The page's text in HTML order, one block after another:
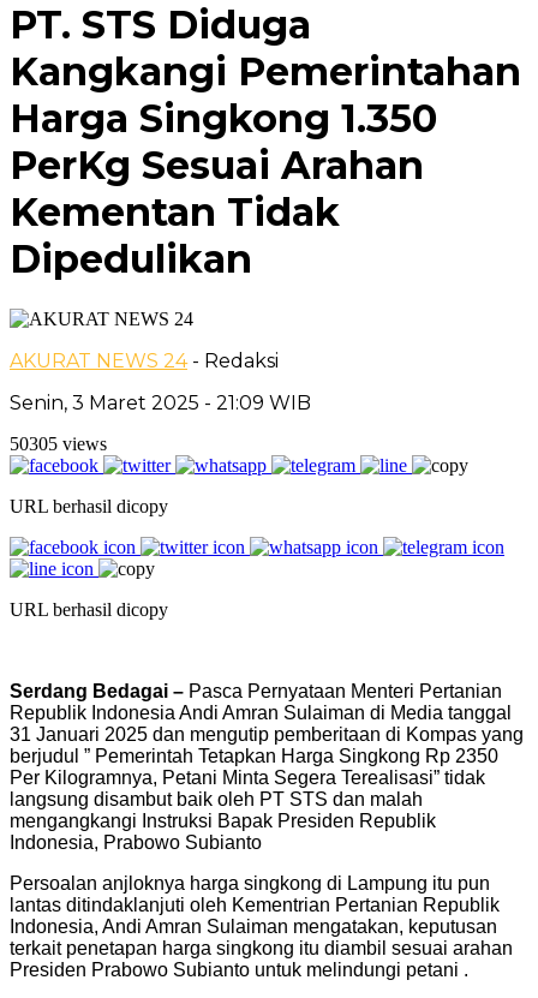
PT. STS Diduga
Kangkangi Pemerintahan
Harga Singkong 1.350
PerKg Sesuai Arahan
Kementan Tidak
Dipedulikan
AKURAT NEWS 24 - Redaksi
Senin, 3 Maret 2025 - 21:09 WIB
50305 views
URL berhasil dicopy
URL berhasil dicopy
Serdang Bedagai – Pasca Pernyataan Menteri Pertanian
Republik Indonesia Andi Amran Sulaiman di Media tanggal
31 Januari 2025 dan mengutip pemberitaan di Kompas yang
berjudul ” Pemerintah Tetapkan Harga Singkong Rp 2350
Per Kilogramnya, Petani Minta Segera Terealisasi” tidak
langsung disambut baik oleh PT STS dan malah
mengangkangi Instruksi Bapak Presiden Republik
Indonesia, Prabowo Subianto
Persoalan anjloknya harga singkong di Lampung itu pun
lantas ditindaklanjuti oleh Kementrian Pertanian Republik
Indonesia, Andi Amran Sulaiman mengatakan, keputusan
terkait penetapan harga singkong itu diambil sesuai arahan
Presiden Prabowo Subianto untuk melindungi petani .